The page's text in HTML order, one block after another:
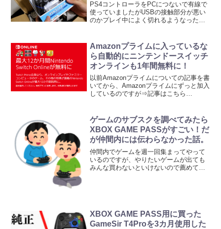
PS4コントローラをPCにつないで有線で
使っていましたがUSBの接触部分が悪い
のかプレイ中によく切れるようなったの
商品商品は株式会社スリーアローから販
売されているPS...
Amazonプライムに入っているな
ら自動的にニンテンドースイッチ
オンラインも1年間無料に！
以前Amazonプライムについての記事を書
いてから、Amazonプライムにずっと加入
しているのですが⇒記事はこちら
ライムに入っているとなんとニンテンド
ースイ...
ゲームのサブスクを調べてみたら
XBOX GAME PASSがすごい！だ
が仲間内には伝わらなかった話。
仲間内でゲームを週一回集まってやって
いるのですが、やりたいゲームが出ても
みんな買わないといけないので薦めても
XBOX GAME PASS用に買った
GameSir T4Proを3カ月使用した